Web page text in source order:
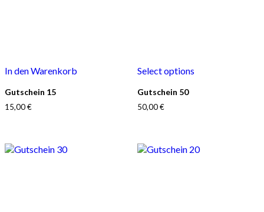
In den Warenkorb
Gutschein 15
15,00€
Select options
Gutschein 50
50,00€